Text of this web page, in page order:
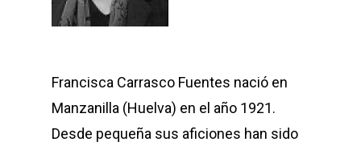
Francisca Carrasco Fuentes nació en
Manzanilla (Huelva) en el año 1921.
Desde pequeña sus aficiones han sido